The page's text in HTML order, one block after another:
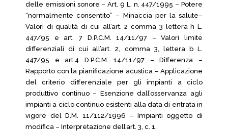
delle emissioni sonore – Art. 9 L. n. 447/1995 – Potere
“normalmente consentito” – Minaccia per la salute–
Valori di qualità di cui all’art. 2 comma 3 lettera h L.
447/95 e art. 7 D.P.C.M. 14/11/97 – Valori limite
differenziali di cui all’art. 2, comma 3, lettera b L.
447/95 e art.4 D.P.C.M. 14/11/97 – Differenza –
Rapporto con la pianificazione acustica – Applicazione
del criterio differenziale per gli impianti a ciclo
produttivo continuo – Esenzione dall’osservanza agli
impianti a ciclo continuo esistenti alla data di entrata in
vigore del D.M. 11/112/1996 – Impianti oggetto di
modifica – Interpretazione dell’art. 3, c. 1.